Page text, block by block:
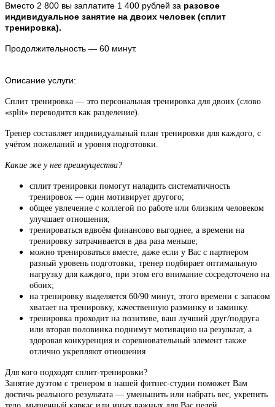
Вместо 2 800 вы заплатите 1 400 рублей за разовое
индивидуальное занятие на двоих человек (сплит
тренировка).
Продолжительность — 60 минут.
Описание услуги:
Сплит тренировка — это персональная тренировка для двоих (слово
«split» переводится как разделение).
Тренер составляет индивидуальный план тренировки для каждого, с
учётом пожеланий и уровня подготовки.
Какие же у нее преимущества?
сплит тренировки помогут наладить систематичность
тренировок — один мотивирует другого;
общее увлечение с коллегой по работе или близким человеком
улучшает отношения;
тренироваться вдвоём финансово выгоднее, а времени на
тренировку затрачивается в два раза меньше;
можно тренироваться вместе, даже если у Вас с партнером
разный уровень подготовки, тренер подбирает оптимальную
нагрузку для каждого, при этом его внимание сосредоточено на
обоих;
на тренировку выделяется 60/90 минут, этого времени с запасом
хватает на тренировку, качественную разминку и заминку.
тренировка проходит на позитиве, ваш лучший друг/подруга
или вторая половинка поднимут мотивацию на результат, а
здоровая конкуренция и соревновательный элемент также
отлично укрепляют отношения
Для кого подходят сплит-тренировки?
Занятие дуэтом с тренером в нашей фитнес-студии поможет Вам
достичь реального результата — уменьшить или набрать вес, укрепить